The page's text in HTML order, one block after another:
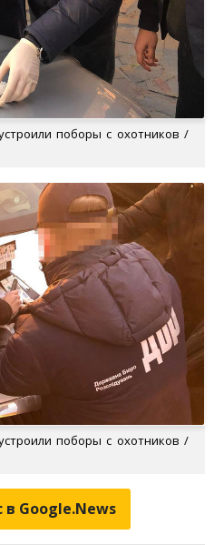
поборы с охотников /
поборы с охотников /
в Google.News